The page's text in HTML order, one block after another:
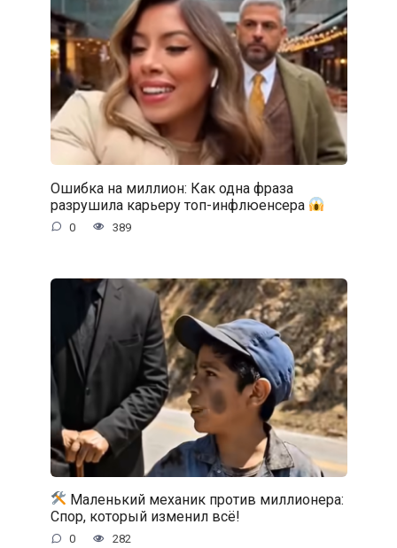
Ошибка на миллион: Как одна фраза
разрушила карьеру топ-инфлюенсера
0 389
Маленький механик против миллионера:
Спор, который изменил всё!
0 282